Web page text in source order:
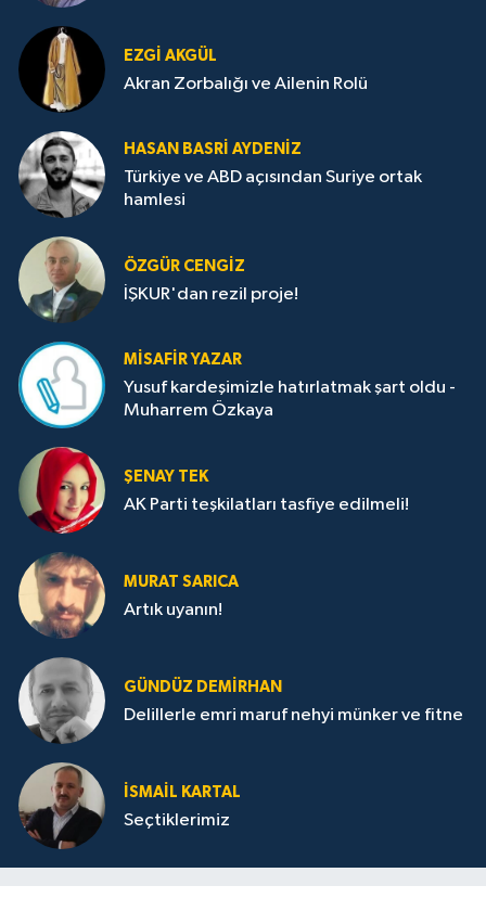
EZGI AKGÜL
Akran Zorbalığı ve Ailenin Rolü
HASAN BASRI AYDENIZ
Türkiye ve ABD açısından Suriye ortak
hamlesi
ÖZGÜR CENGIZ
İŞKUR'dan rezil proje!
MISAFIR YAZAR
Yusuf kardeşimizle hatırlatmak şart oldu -
Muharrem Özkaya
ŞENAY TEK
AK Parti teşkilatları tasfiye edilmeli!
MURAT SARICA
Artık uyanın!
GÜNDÜZ DEMIRHAN
Delillerle emri maruf nehyi münker ve fitne
İSMAIL KARTAL
Seçtiklerimiz